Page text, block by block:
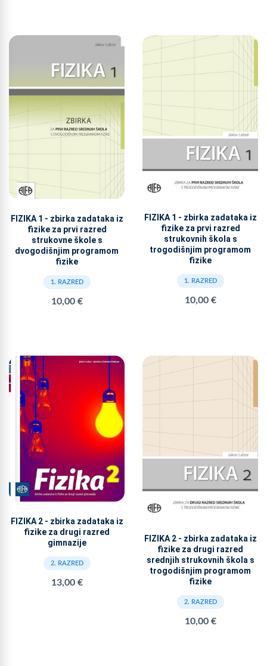
FIZIKA 1 - zbirka zadataka iz
fizike za prvi razred
strukovne škole s
dvogodišnjim programom
fizike
1. RAZRED
10,00 €
FIZIKA 1 - zbirka zadataka iz
fizike za prvi razred
strukovnih škola s
trogodišnjim programom
fizike
1. RAZRED
10,00 €
FIZIKA 2 - zbirka zadataka iz
fizike za drugi razred
gimnazije
2. RAZRED
13,00 €
FIZIKA 2 - zbirka zadataka iz
fizike za drugi razred
srednjih strukovnih škola s
trogodišnjim programom
fizike
2. RAZRED
10,00 €